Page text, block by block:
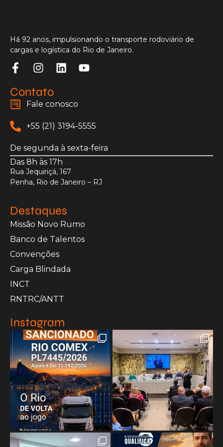
Há 92 anos, impulsionando o transporte rodoviário de
cargas e logística do Rio de Janeiro.
Contato
Fale conosco
+55 (21) 3194-5555
De segunda à sexta-feira
Das 8h às 17h
Rua Jequiriçá, 167
Penha, Rio de Janeiro – RJ
Destaques
Missão Novo Rumo
Banco de Talentos
Convenções
Carga Blindada
INCT
RNTRC/ANTT
Instagram